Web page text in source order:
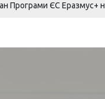
Програми ЄС Еразмус+